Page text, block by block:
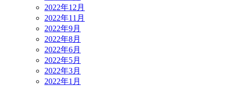
2022年12月
2022年11月
2022年9月
2022年8月
2022年6月
2022年5月
2022年3月
2022年1月